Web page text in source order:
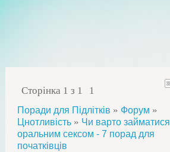
Сторінка 1 з 1 1
Поради для Підлітків » Форум »
Цнотливість » Чи варто займатися
оральним сексом - 7 порад для
початківців